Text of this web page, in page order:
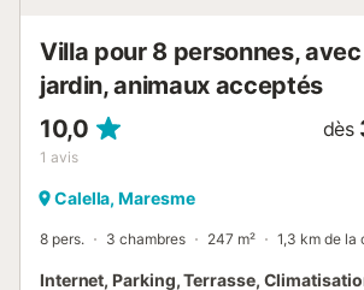
étage : Le pre...
Villa pour 8 personnes,
jardin, animaux acceptés
10,0
1 avis
dès
Calella, Maresme
8 pers. 3 chambres 247 m² 1,3 km de la
Internet, Parking, Terrasse,